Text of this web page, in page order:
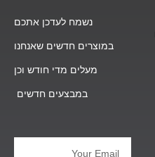
נשמח לעדכן אתכם
במוצרים חדשים שאנחנו
מעלים מדי חודש וכן
במבצעים חדשים
Email